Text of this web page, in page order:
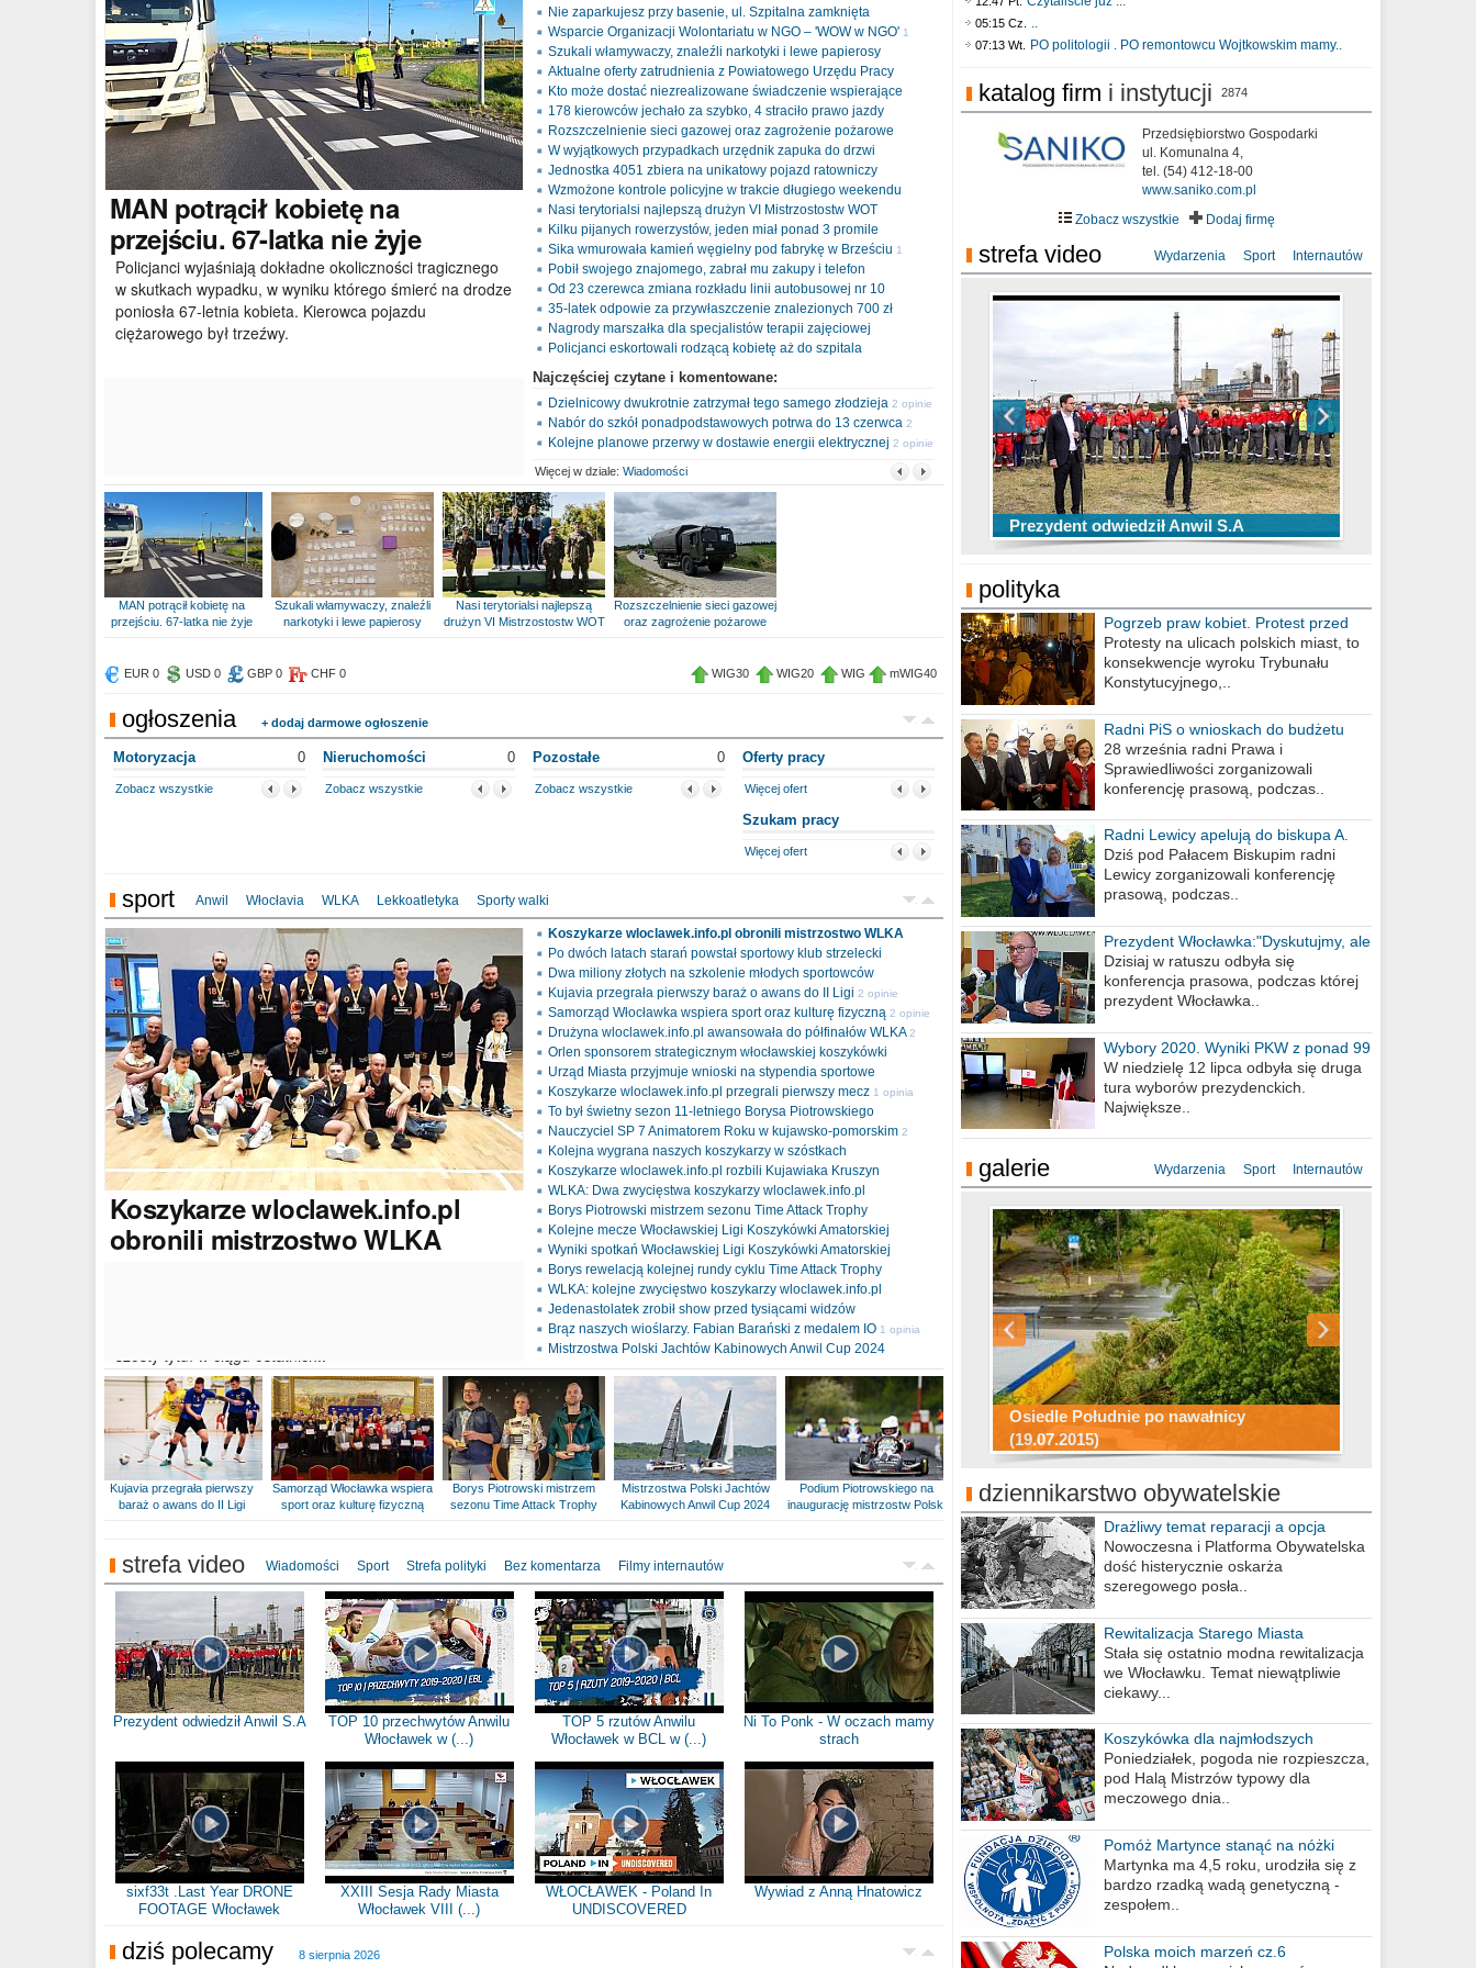
MAN potrącił kobietę na
przejściu. 67-latka nie żyje
Policjanci wyjaśniają dokładne okoliczności tragicznego
w skutkach wypadku, w wyniku którego śmierć na drodze
poniosła 67-letnia kobieta. Kierowca pojazdu
ciężarowego był trzeźwy.
Nie zaparkujesz przy basenie, ul. Szpitalna zamknięta
Wsparcie Organizacji Wolontariatu w NGO – 'WOW w NGO' 1
opinia
Szukali włamywaczy, znaleźli narkotyki i lewe papierosy
Aktualne oferty zatrudnienia z Powiatowego Urzędu Pracy
Kto może dostać niezrealizowane świadczenie wspierające
178 kierowców jechało za szybko, 4 straciło prawo jazdy
Rozszczelnienie sieci gazowej oraz zagrożenie pożarowe
W wyjątkowych przypadkach urzędnik zapuka do drzwi
Jednostka 4051 zbiera na unikatowy pojazd ratowniczy
Wzmożone kontrole policyjne w trakcie długiego weekendu
Nasi terytorialsi najlepszą drużyn VI Mistrzostostw WOT
Kilku pijanych rowerzystów, jeden miał ponad 3 promile
Sika wmurowała kamień węgielny pod fabrykę w Brześciu 1
opinia
Pobił swojego znajomego, zabrał mu zakupy i telefon
Od 23 czerewca zmiana rozkładu linii autobusowej nr 10
35-latek odpowie za przywłaszczenie znalezionych 700 zł
Nagrody marszałka dla specjalistów terapii zajęciowej
Policjanci eskortowali rodzącą kobietę aż do szpitala
Najczęściej czytane i komentowane:
Dzielnicowy dwukrotnie zatrzymał tego samego złodzieja 2 opinie
Nabór do szkół ponadpodstawowych potrwa do 13 czerwca 2
opinie
Kolejne planowe przerwy w dostawie energii elektrycznej 2 opinie
Więcej w dziale: Wiadomości
MAN potrącił kobietę na
przejściu. 67-latka nie żyje
Szukali włamywaczy, znaleźli
narkotyki i lewe papierosy
Nasi terytorialsi najlepszą
drużyn VI Mistrzostostw WOT
Rozszczelnienie sieci gazowej
oraz zagrożenie pożarowe
EUR 0 USD 0 GBP 0 CHF 0 WIG30 WIG20 WIG mWIG40
ogłoszenia + dodaj darmowe ogłoszenie
Motoryzacja 0
Zobacz wszystkie
Nieruchomości 0
Zobacz wszystkie
Pozostałe 0
Zobacz wszystkie
Oferty pracy
Więcej ofert
Szukam pracy
Więcej ofert
sport Anwil Włocłavia WLKA Lekkoatletyka Sporty walki
Koszykarzewloclawek.info.pl
obronili mistrzostwo WLKA
Koszykarze wloclawek.info.pl obronili mistrzostwo WLKA
Po dwóch latach starań powstał sportowy klub strzelecki
Dwa miliony złotych na szkolenie młodych sportowców
Kujavia przegrała pierwszy baraż o awans do II Ligi 2 opinie
Samorząd Włocławka wspiera sport oraz kulturę fizyczną 2 opinie
Drużyna wloclawek.info.pl awansowała do półfinałów WLKA 2
opinie
Orlen sponsorem strategicznym włocławskiej koszykówki
Urząd Miasta przyjmuje wnioski na stypendia sportowe
Koszykarze wloclawek.info.pl przegrali pierwszy mecz 1 opinia
To był świetny sezon 11-letniego Borysa Piotrowskiego
Nauczyciel SP 7 Animatorem Roku w kujawsko-pomorskim 2
opinie
Kolejna wygrana naszych koszykarzy w szóstkach
Koszykarze wloclawek.info.pl rozbili Kujawiaka Kruszyn
WLKA: Dwa zwycięstwa koszykarzy wloclawek.info.pl
Borys Piotrowski mistrzem sezonu Time Attack Trophy
Kolejne mecze Włocławskiej Ligi Koszykówki Amatorskiej
Wyniki spotkań Włocławskiej Ligi Koszykówki Amatorskiej
Borys rewelacją kolejnej rundy cyklu Time Attack Trophy
WLKA: kolejne zwycięstwo koszykarzy wloclawek.info.pl
Jedenastolatek zrobił show przed tysiącami widzów
Brąz naszych wioślarzy. Fabian Barański z medalem IO 1 opinia
Mistrzostwa Polski Jachtów Kabinowych Anwil Cup 2024
Kujavia przegrała pierwszy
baraż o awans do II Ligi
Samorząd Włocławka wspiera
sport oraz kulturę fizyczną
Borys Piotrowski mistrzem
sezonu Time Attack Trophy
Mistrzostwa Polski Jachtów
Kabinowych Anwil Cup 2024
Podium Piotrowskiego na
inaugurację mistrzostw Polski
strefa video Wiadomości Sport Strefa polityki Bez komentarza Filmy internautów
Prezydent odwiedził Anwil S.A
TOP 10 przechwytów Anwilu
Włocławek w (...)
TOP 5 rzutów Anwilu
Włocławek w BCL w (...)
Ni To Ponk - W oczach mamy
strach
sixf33t .Last Year DRONE
FOOTAGE Włocławek
XXIII Sesja Rady Miasta
Włocławek VIII (...)
WŁOCŁAWEK - Poland In
UNDISCOVERED
Wywiad z Anną Hnatowicz
dziś polecamy 8 sierpnia 2026
05:15 Cz. ..
07:13 Wt. PO politologii . PO remontowcu Wojtkowskim mamy..
katalog firm i instytucji 2874
Przedsiębiorstwo Gospodarki
ul. Komunalna 4,
tel. (54) 412-18-00
www.saniko.com.pl
Zobacz wszystkie
Dodaj firmę
strefa video Wydarzenia Sport Internautów
Prezydent odwiedził Anwil S.A
TOP 10 przechwytów Anwilu Włocławek
w EBL w sezonie 2019/2020
TOP 5 rzutów Anwilu Włocławek w BCL
w sezonie 2019/2020
Ni To Ponk - W oczach mamy strach
sixf33t .Last Year DRONE FOOTAGE
Włocławek
XXIII Sesja Rady Miasta Włocławek VIII
kadencji w dniu 09.06.2020 r.
polityka
Pogrzeb praw kobiet. Protest przed
biurem poselskim PiS
Protesty na ulicach polskich miast, to
konsekwencje wyroku Trybunału
Konstytucyjnego,..
Radni PiS o wnioskach do budżetu
miasta na 2021 rok
28 września radni Prawa i
Sprawiedliwości zorganizowali
konferencję prasową, podczas..
Radni Lewicy apelują do biskupa A.
Wiesława Meringa
Dziś pod Pałacem Biskupim radni
Lewicy zorganizowali konferencję
prasową, podczas..
Prezydent Włocławka:"Dyskutujmy, ale
nie obrażajmy się”
Dzisiaj w ratuszu odbyła się
konferencja prasowa, podczas której
prezydent Włocławka..
Wybory 2020. Wyniki PKW z ponad 99
procent obwodów
W niedzielę 12 lipca odbyła się druga
tura wyborów prezydenckich.
Największe..
galerie Wydarzenia Sport Internautów
Osiedle Południe po nawałnicy
(19.07.2015)
Wizytówka Włocławka
polowanie wigilijne 2014
Miasto kładzie się do snu .
Konkurs fotograficzny "Co to za
miejsca"
Ścieżka rowerowa w naszym mieście
dziennikarstwo obywatelskie
Drażliwy temat reparacji a opcja
berlińska
Nowoczesna i Platforma Obywatelska
dość histerycznie oskarża
szeregowego posła..
Rewitalizacja Starego Miasta
Stała się ostatnio modna rewitalizacja
we Włocławku. Temat niewątpliwie
ciekawy...
Koszykówka dla najmłodszych
Poniedziałek, pogoda nie rozpieszcza,
pod Halą Mistrzów typowy dla
meczowego dnia..
Pomóż Martynce stanąć na nóżki
Martynka ma 4,5 roku, urodziła się z
bardzo rzadką wadą genetyczną -
zespołem..
Polska moich marzeń cz.6